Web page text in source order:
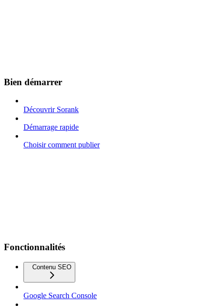
Bien démarrer
Découvrir Sorank
Démarrage rapide
Choisir comment publier
Fonctionnalités
Contenu SEO
Google Search Console